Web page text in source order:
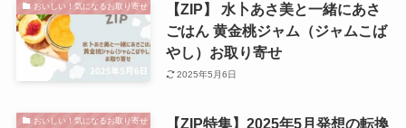
おいしい！気になるお取り寄せ
【ZIP】 水卜あさ美と一緒にあさ
ごはん 黄金桃ジャム（ジャムこば
やし）お取り寄せ
2025年5月6日
おいしい！気になるお取り寄せ 【ZIP特集】2025年5月発想の転換